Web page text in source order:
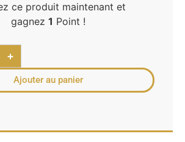
ce produit maintenant et
gagnez 1 Point !
+
Ajouter au panier